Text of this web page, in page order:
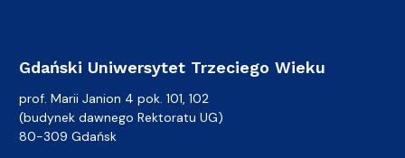
Gdański Uniwersytet Trzeciego Wieku
prof. Marii Janion 4 pok. 101, 102
(budynek dawnego Rektoratu UG)
80-309 Gdańsk